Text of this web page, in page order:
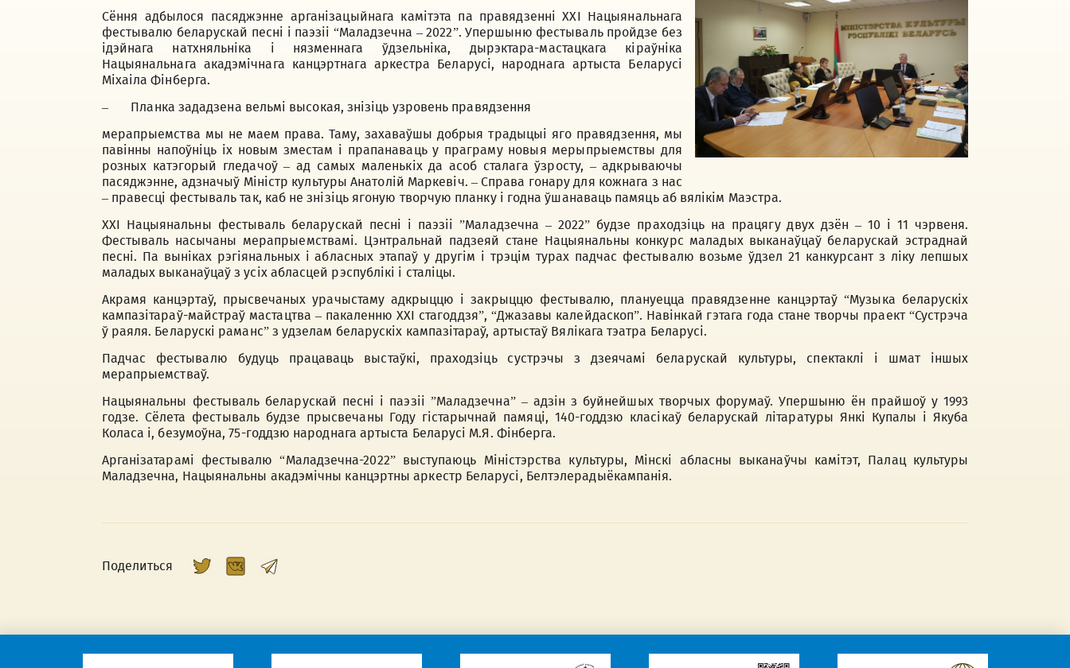
Сёння адбылося пасяджэнне арганізацыйнага камiтэта па правядзенні XXI Нацыянальнага
фестывалю беларускай песнi і паэзіi “Маладзечна – 2022”. Упершыню фестываль пройдзе без
ідэйнага натхняльніка і нязменнага ўдзельніка, дырэктара-мастацкага кіраўніка
Нацыянальнага акадэмічнага канцэртнага аркестра Беларусі, народнага артыста Беларусі
Міхаіла Фінберга.
– Планка зададзена вельмі высокая, знізіць узровень правядзення
мерапрыемства мы не маем права. Таму, захаваўшы добрыя традыцыі яго правядзення, мы
павінны напоўніць іх новым зместам і прапанаваць у праграму новыя мерыпрыемствы для
розных катэгорый гледачоў – ад самых маленькіх да асоб сталага ўзросту, – адкрываючы
пасяджэнне, адзначыў Міністр культуры Анатолій Маркевіч. – Справа гонару для кожнага з нас
– правесці фестываль так, каб не знізіць ягоную творчую планку і годна ўшанаваць памяць аб вялікім Маэстра.
XXI Нацыянальны фестываль беларускай песні і паэзіi ”Маладзечна – 2022” будзе праходзіць на працягу двух дзён – 10 і 11 чэрвеня.
Фестываль насычаны мерапрыемствамі. Цэнтральнай падзеяй стане Нацыянальны конкурс маладых выканаўцаў беларускай эстраднай
песні. Па выніках рэгіянальных і абласных этапаў у другім і трэцім турах падчас фестывалю возьме ўдзел 21 канкурсант з ліку лепшых
маладых выканаўцаў з усіх абласцей рэспублікі і сталіцы.
Акрамя канцэртаў, прысвечаных урачыстаму адкрыццю і закрыццю фестывалю, плануецца правядзенне канцэртаў “Музыка беларускіх
кампазітараў-майстраў мастацтва – пакаленню XXI стагоддзя”, “Джазавы калейдаскоп”. Навінкай гэтага года стане творчы праект “Сустрэча
ў раяля. Беларускі раманс” з удзелам беларускіх кампазітараў, артыстаў Вялікага тэатра Беларусі.
Падчас фестывалю будуць працаваць выстаўкі, праходзіць сустрэчы з дзеячамі беларускай культуры, спектаклі і шмат іншых
мерапрыемстваў.
Нацыянальны фестываль беларускай песні і паэзіi ”Маладзечна” – адзін з буйнейшых творчых форумаў. Упершыню ён прайшоў у 1993
годзе. Сёлета фестываль будзе прысвечаны Году гістарычнай памяці, 140-годдзю класікаў беларускай літаратуры Янкі Купалы і Якуба
Коласа і, безумоўна, 75-годдзю народнага артыста Беларусі М.Я. Фінберга.
Арганізатарамі фестывалю “Маладзечна-2022” выступаюць Міністэрства культуры, Мінскі абласны выканаўчы камітэт, Палац культуры
Маладзечна, Нацыянальны акадэмічны канцэртны аркестр Беларусі, Белтэлерадыёкампанія.
Поделиться